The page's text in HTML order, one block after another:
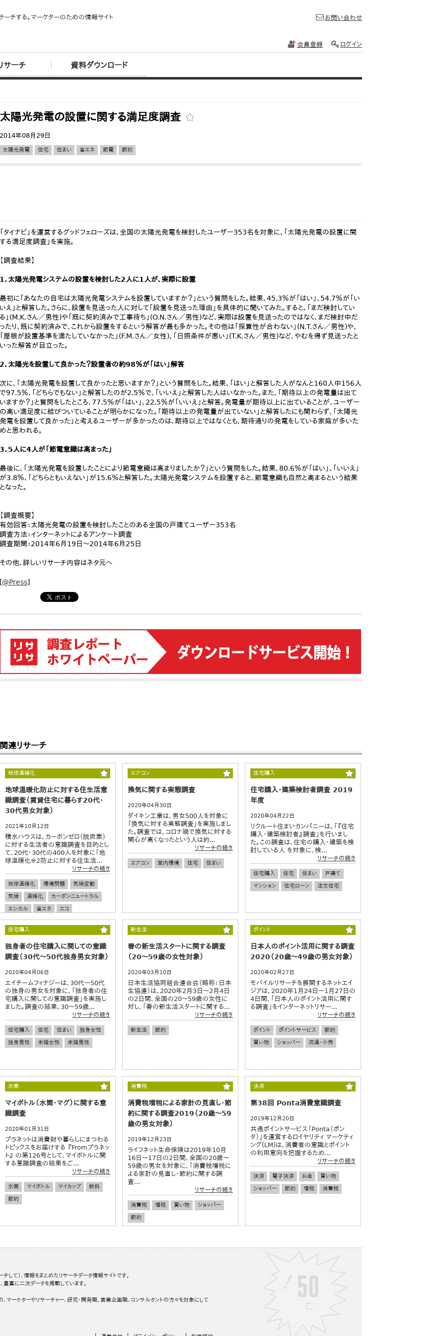
ーチする。マーケターのための情報サイト
サーチ 資料ダウンロード
お問い合わせ
会員登録 ログイン
太陽光発電の設置に関する満足度調査
2014年08月29日
太陽光発電 住宅 住まい 省エネ 節電 節約
「タイナビ」を運営するグッドフェローズは、全国の太陽光発電を検討したユーザー353名を対象に、「太陽光発電の設置に関
する満足度調査」を実施。
【調査結果】
1．太陽光発電システムの設置を検討した2人に1人が、実際に設置
最初に「あなたの自宅は太陽光発電システムを設置していますか？」という質問をした。結果、45.3％が「はい」、54.7％が「い
いえ」と解答した。さらに、設置を見送った人に対して「設置を見送った理由」を具体的に聞いてみた。すると、「まだ検討してい
る」(M.K.さん／男性)や「既に契約済みで工事待ち」(O.N.さん／男性)など、実際は設置を見送ったのではなく、まだ検討中だ
ったり、既に契約済みで、これから設置をするという解答が最も多かった。その他は「採算性が合わない」(N.T.さん／男性)や、
「屋根が設置基準を満たしていなかった」(F.M.さん／女性)、「日照条件が悪い」(T.K.さん／男性)など、やむを得ず見送ったと
いった解答が目立った。
2．太陽光を設置して良かった？設置者の約98％が「はい」解答
次に、「太陽光発電を設置して良かったと思いますか？」という質問をした。結果、「はい」と解答した人がなんと160人中156人
で97.5％、「どちらでもない」と解答したのが2.5％で、「いいえ」と解答した人はいなかった。また、「期待以上の発電量は出て
いますか？」と質問をしたところ、77.5％が「はい」、22.5％が「いいえ」と解答。発電量が期待以上に出ていることが、ユーザー
の高い満足度に結びついていることが明らかになった。「期待以上の発電量が出ていない」と解答したにも関わらず、「太陽光
発電を設置して良かった」と考えるユーザーが多かったのは、期待以上ではなくとも、期待通りの発電をしている家庭が多いた
めと思われる。
3．5人に4人が「節電意識は高まった」
最後に、「太陽光発電を設置したことにより節電意識は高まりましたか？」という質問をした。結果、80.6％が「はい」、「いいえ」
が3.8％、「どちらともいえない」が15.6％と解答した。太陽光発電システムを設置すると、節電意識も自然と高まるという結果
となった。
【調査概要】
有効回答：太陽光発電の設置を検討したことのある全国の戸建てユーザー353名
調査方法：インターネットによるアンケート調査
調査期間：2014年6月19日～2014年6月25日
その他、詳しいリサーチ内容はネタ元へ
[@Press]
関連リサーチ
地球温暖化
地球温暖化防止に対する住生活意
識調査（賃貸住宅に暮らす20代・
30代男女対象）
2021年10月12日
積水ハウスは、カーボンゼロ（脱炭素）
に対する生活者の意識調査を目的とし
て、20代・30代の400人を対象に「地
球温暖化※2防止に対する住生活...
リサーチの続き
地球温暖化 環境問題
気候変動
気候
温暖化
カーボンニュートラル
エシカル
省エネ エコ
エアコン
換気に関する実態調査
2020年04月30日
ダイキン工業は、男女500人を対象に
「換気に対する実態調査」を実施しまし
た。調査では、コロナ禍で換気に対する
関心が高くなったという人は約...
リサーチの続き
エアコン 室内環境 住宅 住まい
住宅購入
住宅購入・建築検討者調査 2019
年度
2020年04月22日
リクルート住まいカンパニーは、「『住宅
購入・建築検討者』調査」を行いまし
た。この調査は、住宅の購入・建築を検
討している人 を対象に、検...
リサーチの続き
住宅購入 住宅 住まい
戸建て
マンション
住宅ローン 注文住宅
住宅購入
独身者の住宅購入に関しての意識
調査（30代～50代独身男女対象）
2020年04月06日
エイチームフィナジーは、30代～50代
の独身の男女を対象に、「独身者の住
宅購入に関しての意識調査」を実施し
ました。調査の結果、30～59歳...
リサーチの続き
住宅購入 住宅 住まい
独身女性
独身男性
未婚女性 未婚男性
新生活
春の新生活スタートに関する調査
（20～59歳の女性対象）
2020年03月10日
日本生活協同組合連合会（略称：日本
生協連）は、2020年2月3日～2月4日
の2日間、全国の20～59歳の女性に
対し、「春の新生活スタートに関する...
リサーチの続き
新生活 節約
ポイント
日本人のポイント活用に関する調査
2020（20歳～49歳の男女対象）
2020年02月27日
モバイルリサーチを展開するネットエイ
ジアは、2020年1月24日～1月27日の
4日間、「日本人のポイント活用に関す
る調査」をインターネットリサー...
リサーチの続き
ポイント ポイントサービス
節約
買い物
ショッパー 流通・小売
水筒
マイボトル（水筒・マグ）に関する意
識調査
2020年01月31日
プラネットは消費財や暮らしにまつわる
トピックスをお届けする 『Fromプラネッ
ト』 の第126号として、マイボトルに関
する意識調査の結果をご...
リサーチの続き
水筒 マイボトル マイカップ
飲料
節約
消費税
消費税増税による家計の見直し・節
約に関する調査2019（20歳～59
歳の男女対象）
2019年12月23日
ライフネット生命保険は2019年10月
16日～17日の2日間、全国の20歳～
59歳の男女を対象に、「消費税増税に
よる家計の見直し・節約に関する調
査...
リサーチの続き
消費税 増税 買い物
ショッパー
節約
決済
第38回 Ponta消費意識調査
2019年12月20日
共通ポイントサービス「Ponta（ポン
タ）」を運営するロイヤリティ マーケティ
ング(LM)は、消費者の意識とポイント
の利用意向を把握するため...
リサーチの続き
決済 電子決済 お金
買い物
ショッパー
節約 増税 消費税
して）、情報をまとめたリサーチデータ情報サイトです。
富に二次データを掲載しています。
マーケターやリサーチャー、研究・開発職、営業企画職、コンサルタントの方々を対象にして